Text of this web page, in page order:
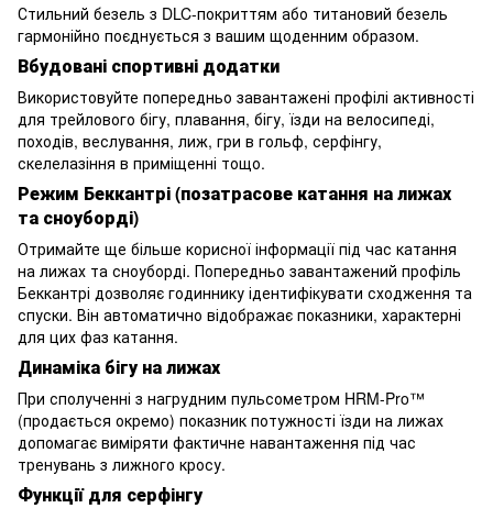
Стильний безель з DLC-покриттям або титановий безель
гармонійно поєднується з вашим щоденним образом.
Вбудовані спортивні додатки
Використовуйте попередньо завантажені профілі активності
для трейлового бігу, плавання, бігу, їзди на велосипеді,
походів, веслування, лиж, гри в гольф, серфінгу,
скелелазіння в приміщенні тощо.
Режим Беккантрі (позатрасове катання на лижах
та сноуборді)
Отримайте ще більше корисної інформації під час катання
на лижах та сноуборді. Попередньо завантажений профіль
Беккантрі дозволяє годиннику ідентифікувати сходження та
спуски. Він автоматично відображає показники, характерні
для цих фаз катання.
Динаміка бігу на лижах
При сполученні з нагрудним пульсометром HRM-Pro™
(продається окремо) показник потужності їзди на лижах
допомагає виміряти фактичне навантаження під час
тренувань з лижного кросу.
Функції для серфінгу